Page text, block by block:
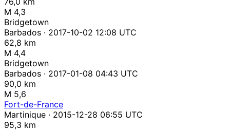
M 4,3
Bridgetown
Barbados · 2017-10-02 12:08 UTC
62,8 km
M 4,4
Bridgetown
Barbados · 2017-01-08 04:43 UTC
90,0 km
M 5,6
Fort-de-France
Martinique · 2015-12-28 06:55 UTC
95,3 km